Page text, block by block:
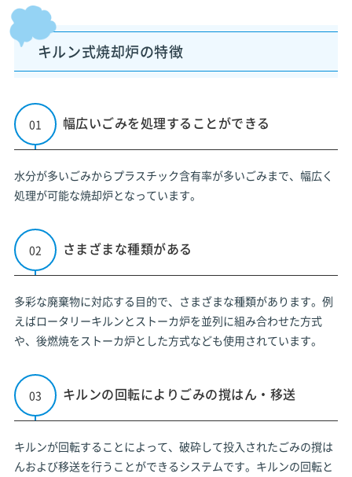
キルン式焼却炉の特徴
幅広いごみを処理することができる
水分が多いごみからプラスチック含有率が多いごみまで、幅広く
処理が可能な焼却炉となっています。
さまざまな種類がある
多彩な廃棄物に対応する目的で、さまざまな種類があります。例
えばロータリーキルンとストーカ炉を並列に組み合わせた方式
や、後燃焼をストーカ炉とした方式なども使用されています。
キルンの回転によりごみの撹はん・移送
キルンが回転することによって、破砕して投入されたごみの撹は
んおよび移送を行うことができるシステムです。キルンの回転と